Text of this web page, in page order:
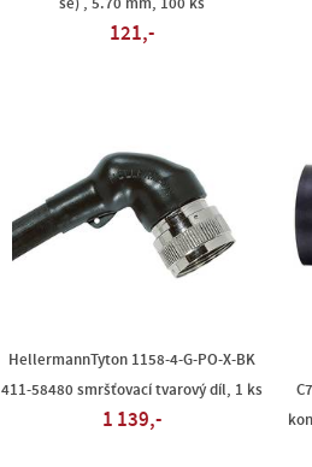
se) , 5.70 mm, 100 ks
121,-
HellermannTyton 1158-4-G-PO-X-BK
411-58480 smršťovací tvarový díl, 1 ks
1 139,-